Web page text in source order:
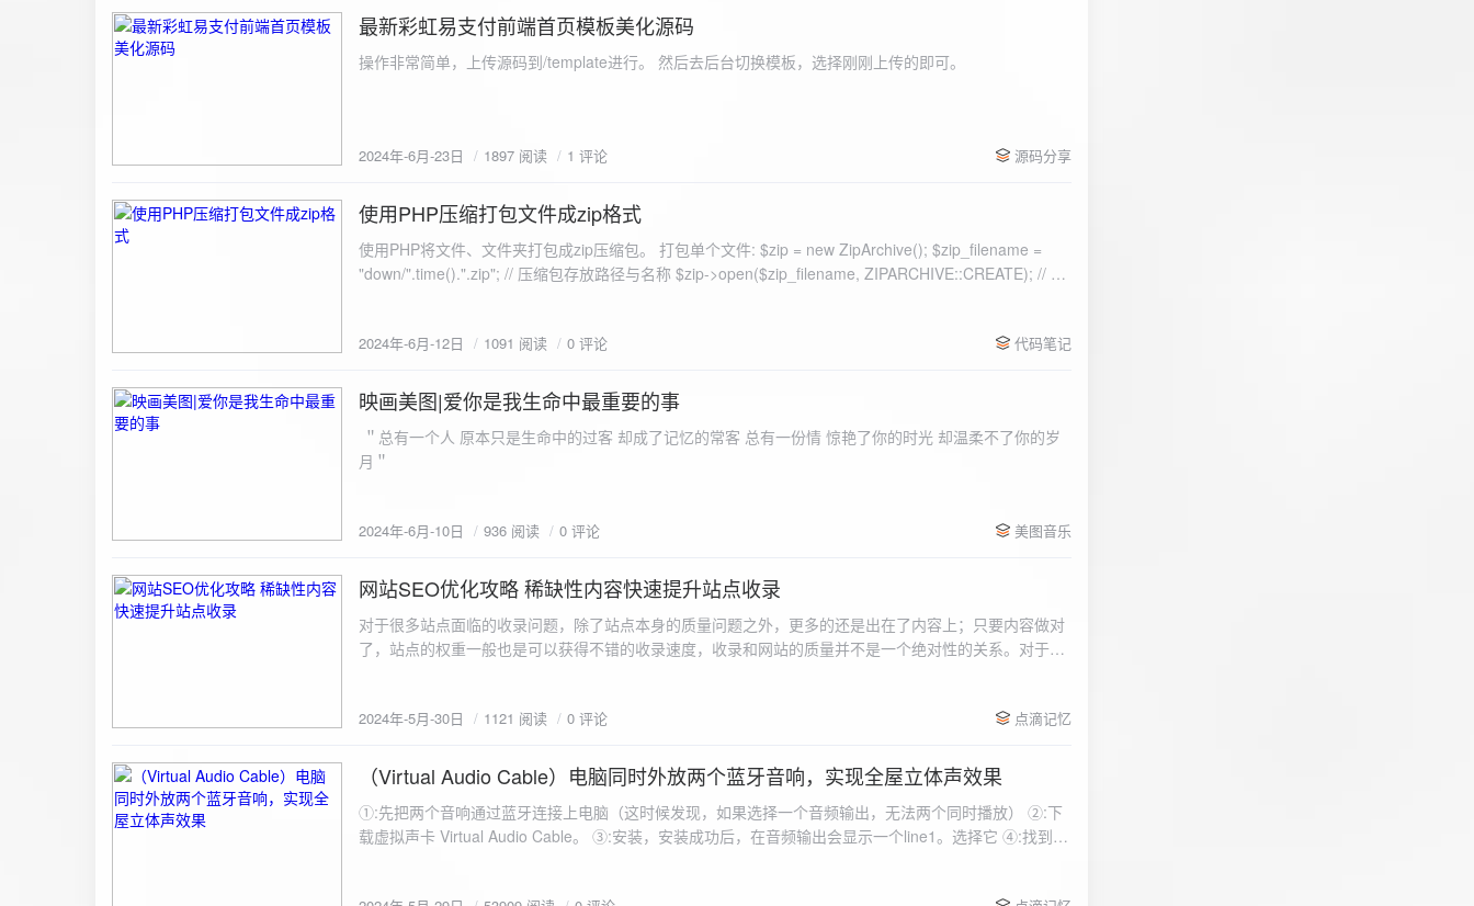
2024-6-23
最新彩虹易支付前端首页模板美化源码
操作非常简单，上传源码到/template进行。 然后去后台切换模板，选择刚刚上传的即可。
2024年-6月-23日 1897 阅读 1 评论 源码分享
2024-6-12
使用PHP压缩打包文件成zip格式
使用PHP将文件、文件夹打包成zip压缩包。 打包单个文件: $zip = new ZipArchive(); $zip_filename =
"down/".time().".zip"; // 压缩包存放路径与名称 $zip->open($zip_filename, ZIPARCHIVE::CREATE); // 打
数可以改为 basename("img/logon2.png),也就是原文件所在的路径 $zip-
= array( "img/1.jpg", "img/2.jpg", ); $filename = "down/img.zip"; // 压缩包存放路径与名称 $zip = new
ZipArchive(); $zip->open($filename,ZipArchive::CREATE); //打开压缩包 //遍历文件 foreach($fileList as
$file){ $zip->addFile($file,basename($file)); //向压缩包中添加文件 } $zip->close(); //关闭压缩包 打包某
个文件夹（包含子文件夹）: <?php /** * @param $path 文件夹路径 * @param $zip zip 对象 */ function
为'.'和‘..’，不要对他们进行操作 if (is_dir($path . "/" . $filename)) { // 如果读取的某个对象是文件夹，则递
$filename); } } } } $zip = new ZipArchive(); $zip_filename = "down/files.zip"; // 压缩包存放路径与名称
压缩包中 addFileToZip("img",$zip);
2024年-6月-12日 1091 阅读 0 评论 代码笔记
2024-6-10
映画美图|爱你是我生命中最重要的事
＂总有一个人 原本只是生命中的过客 却成了记忆的常客 总有一份情 惊艳了你的时光 却温柔不了你的岁
月＂
2024年-6月-10日 936 阅读 0 评论 美图音乐
2024-5-30
网站SEO优化攻略 稀缺性内容快速提升站点收录
对于很多站点面临的收录问题，除了站点本身的质量问题之外，更多的还是出在了内容上；只要内容做对
了，站点的权重一般也是可以获得不错的收录速度，收录和网站的质量并不是一个绝对性的关系。对于质
2024年-5月-30日 1121 阅读 0 评论 点滴记忆
2024-5-29
（Virtual Audio Cable）电脑同时外放两个蓝牙音响，实现全屋立体声效果
①:先把两个音响通过蓝牙连接上电脑（这时候发现，如果选择一个音频输出，无法两个同时播放） ②:下
载虚拟声卡 Virtual Audio Cable。 ③:安装，安装成功后，在音频输出会显示一个line1。选择它 ④:找到安